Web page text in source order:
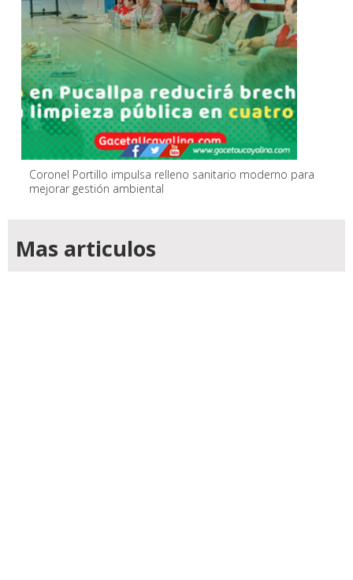
Coronel Portillo impulsa relleno sanitario moderno para
mejorar gestión ambiental
Mas articulos